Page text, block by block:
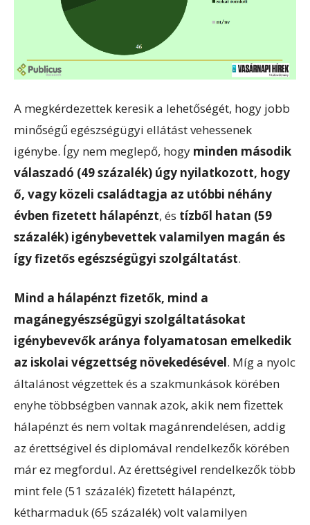
A megkérdezettek keresik a lehetőségét, hogy jobb
minőségű egészségügyi ellátást vehessenek
igénybe. Így nem meglepő, hogy minden második
válaszadó (49 százalék) úgy nyilatkozott, hogy
ő, vagy közeli családtagja az utóbbi néhány
évben fizetett hálapénzt, és tízből hatan (59
százalék) igénybevettek valamilyen magán és
így fizetős egészségügyi szolgáltatást.
Mind a hálapénzt fizetők, mind a
magánegyészségügyi szolgáltatásokat
igénybevevők aránya folyamatosan emelkedik
az iskolai végzettség növekedésével. Míg a nyolc
általánost végzettek és a szakmunkások körében
enyhe többségben vannak azok, akik nem fizettek
hálapénzt és nem voltak magánrendelésen, addig
az érettségivel és diplomával rendelkezők körében
már ez megfordul. Az érettségivel rendelkezők több
mint fele (51 százalék) fizetett hálapénzt,
kétharmaduk (65 százalék) volt valamilyen